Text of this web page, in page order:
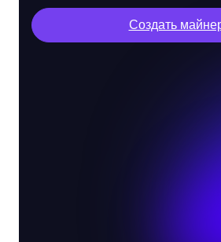
Создать